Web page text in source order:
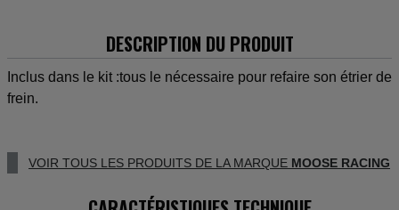
DESCRIPTION DU PRODUIT
Inclus dans le kit :tous le nécessaire pour refaire son étrier de
frein.
VOIR TOUS LES PRODUITS DE LA MARQUE MOOSE RACING